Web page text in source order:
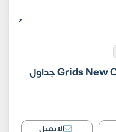
مول جريدز القاهرة الجديدة Grids New Cairo جداول
الايميل